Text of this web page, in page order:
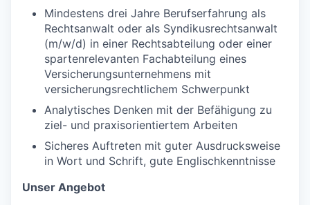
Mindestens drei Jahre Berufserfahrung als
Rechtsanwalt oder als Syndikusrechtsanwalt
(m/w/d) in einer Rechtsabteilung oder einer
spartenrelevanten Fachabteilung eines
Versicherungsunternehmens mit
versicherungsrechtlichem Schwerpunkt
Analytisches Denken mit der Befähigung zu
ziel- und praxisorientiertem Arbeiten
Sicheres Auftreten mit guter Ausdrucksweise
in Wort und Schrift, gute Englischkenntnisse
Unser Angebot